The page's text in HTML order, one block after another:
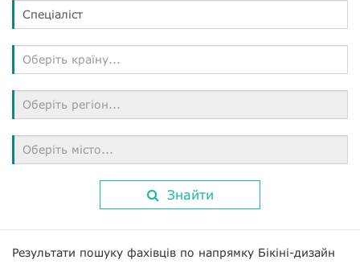
Спеціаліст
Оберіть країну...
Оберіть регіон...
Оберіть місто...
Знайти
Результати пошуку фахівців по напрямку Бікіні-дизайн